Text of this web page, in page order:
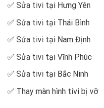
✅ Sửa tivi tại Hưng Yên
✅ Sửa tivi tại Thái Bình
✅ Sửa tivi tại Nam Định
✅ Sửa tivi tại Vĩnh Phúc
✅ Sửa tivi tại Bắc Ninh
✅ Thay màn hình tivi bị vỡ